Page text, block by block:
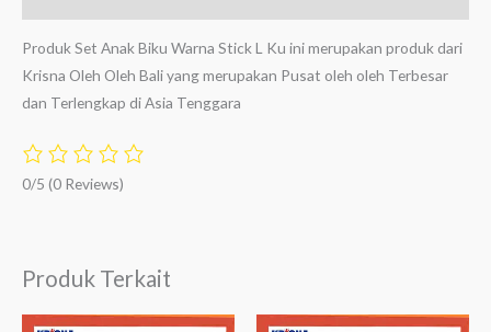
Produk Set Anak Biku Warna Stick L Ku ini merupakan produk dari
Krisna Oleh Oleh Bali yang merupakan Pusat oleh oleh Terbesar
dan Terlengkap di Asia Tenggara
0/5 (0 Reviews)
Produk Terkait